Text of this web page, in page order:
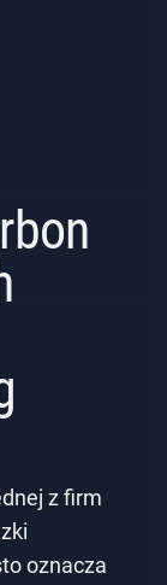
z firm
oznacza